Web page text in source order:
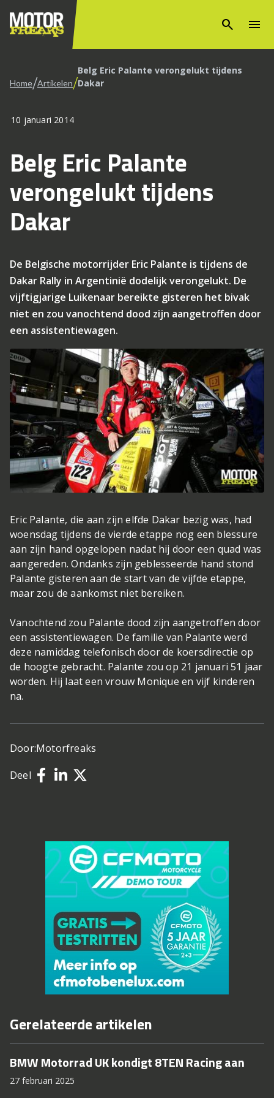
search menu
Home/Artikelen/Belg Eric Palante verongelukt tijdens
Dakar
10 januari 2014
Belg Eric Palante
verongelukt tijdens
Dakar
De Belgische motorrijder Eric Palante is tijdens de
Dakar Rally in Argentinië dodelijk verongelukt. De
vijftigjarige Luikenaar bereikte gisteren het bivak
niet en zou vanochtend dood zijn aangetroffen door
een assistentiewagen.
Eric Palante, die aan zijn elfde Dakar bezig was, had
woensdag tijdens de vierde etappe nog een blessure
aan zijn hand opgelopen nadat hij door een quad was
aangereden. Ondanks zijn geblesseerde hand stond
Palante gisteren aan de start van de vijfde etappe,
maar zou de aankomst niet bereiken.
Vanochtend zou Palante dood zijn aangetroffen door
een assistentiewagen. De familie van Palante werd
deze namiddag telefonisch door de koersdirectie op
de hoogte gebracht. Palante zou op 21 januari 51 jaar
worden. Hij laat een vrouw Monique en vijf kinderen
na.
Door:Motorfreaks
Deel
Gerelateerde artikelen
BMW Motorrad UK kondigt 8TEN Racing aan
27 februari 2025